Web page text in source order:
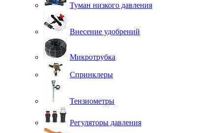
Туман низкого давления
Внесение удобрений
Микротрубка
Спринклеры
Тензиометры
Регуляторы давления